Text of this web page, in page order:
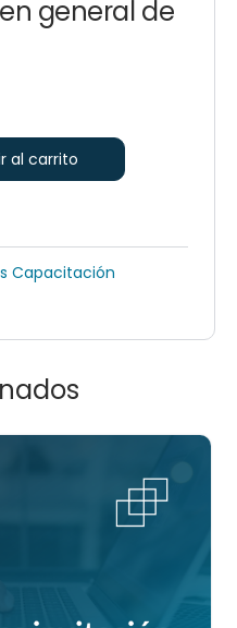
general de
al carrito
Capacitación